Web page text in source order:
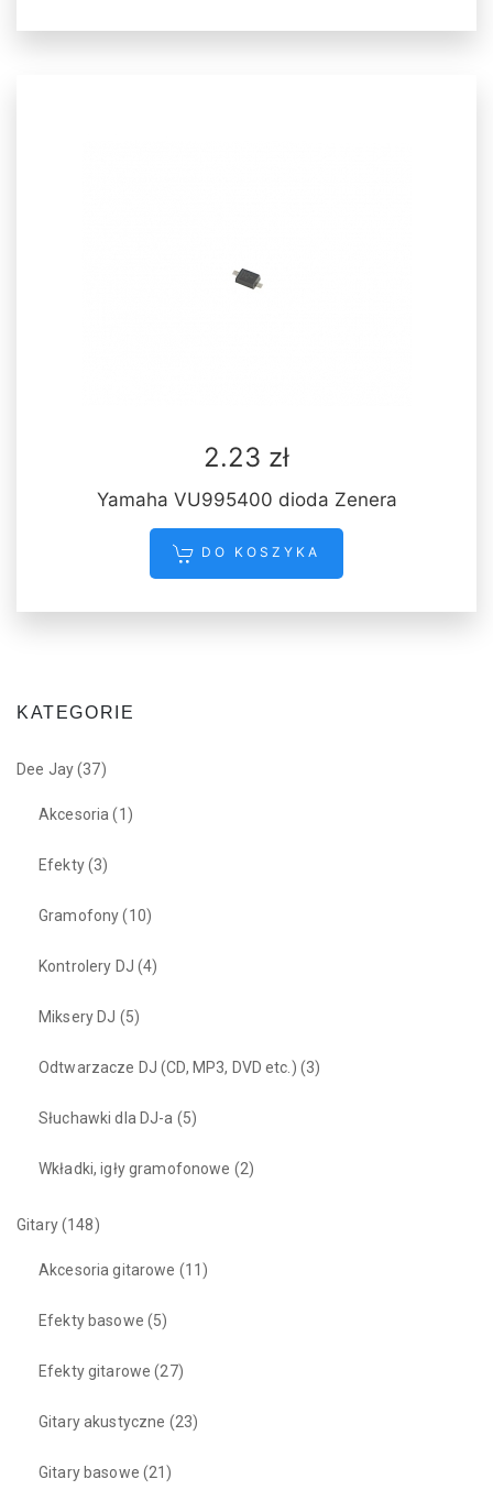
2.23 zł
Yamaha VU995400 dioda Zenera
DO KOSZYKA
KATEGORIE
Dee Jay(37)
Akcesoria (1)
Efekty(3)
Gramofony(10)
Kontrolery DJ (4)
Miksery DJ (5)
Odtwarzacze DJ (CD, MP3, DVD etc.) (3)
Słuchawki dla DJ-a (5)
Wkładki, igły gramofonowe (2)
Gitary(148)
Akcesoria gitarowe (11)
Efekty basowe (5)
Efekty gitarowe (27)
Gitary akustyczne (23)
Gitary basowe (21)